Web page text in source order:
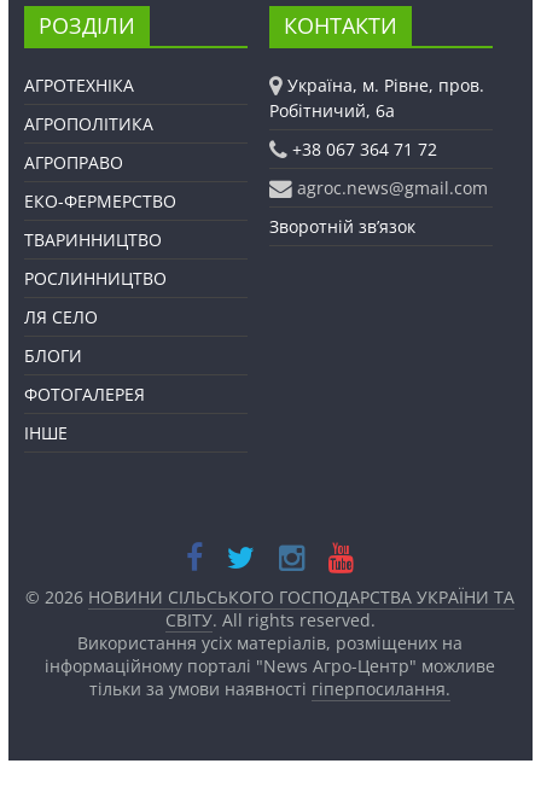
РОЗДІЛИ
АГРОТЕХНІКА
АГРОПОЛІТИКА
АГРОПРАВО
ЕКО-ФЕРМЕРСТВО
ТВАРИННИЦТВО
РОСЛИННИЦТВО
ЛЯ СЕЛО
БЛОГИ
ФОТОГАЛЕРЕЯ
ІНШЕ
КОНТАКТИ
Україна, м. Рівне, пров.
Робітничий, 6а
+38 067 364 71 72
agroc.news@gmail.com
Зворотній зв’язок
© 2026 НОВИНИ СІЛЬСЬКОГО ГОСПОДАРСТВА УКРАЇНИ ТА
СВІТУ. All rights reserved.
Використання усіх матеріалів, розміщених на
інформаційному порталі "News Агро-Центр" можливе
тільки за умови наявності гіперпосилання.